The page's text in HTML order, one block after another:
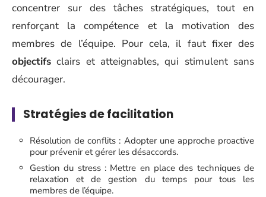
concentrer sur des tâches stratégiques, tout en
renforçant la compétence et la motivation des
membres de l’équipe. Pour cela, il faut fixer des
objectifs clairs et atteignables, qui stimulent sans
décourager.
Stratégies de facilitation
Résolution de conflits : Adopter une approche proactive
pour prévenir et gérer les désaccords.
Gestion du stress : Mettre en place des techniques de
relaxation et de gestion du temps pour tous les
membres de l’équipe.